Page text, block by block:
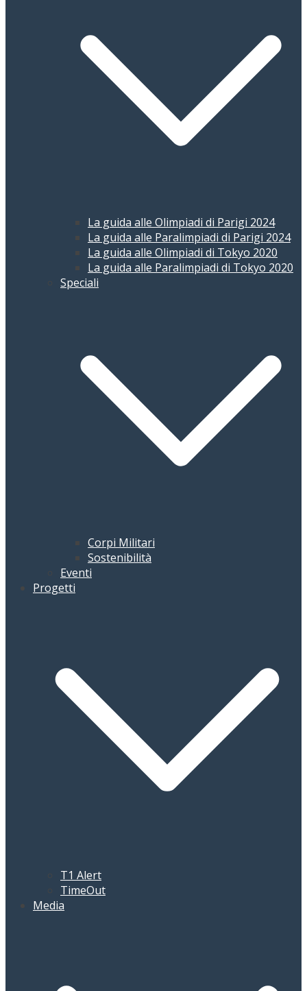
La guida alle Olimpiadi di Parigi 2024
La guida alle Paralimpiadi di Parigi 2024
La guida alle Olimpiadi di Tokyo 2020
La guida alle Paralimpiadi di Tokyo 2020
Speciali
Corpi Militari
Sostenibilità
Eventi
Progetti
T1 Alert
TimeOut
Media